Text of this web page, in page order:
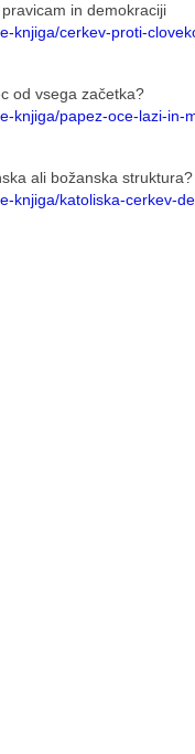
in demokraciji
knjiga/cerkev-proti-
od vsega začetka?
knjiga/papez-oce-lazi-in-
ali božanska struktura?
knjiga/katoliska-cerkev-